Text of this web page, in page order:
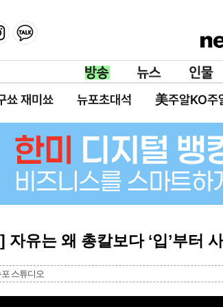
쑈 재미쑈 뉴포초대석 美주알KO주
자유는 왜 총칼보다 ‘입’부터
스튜디오